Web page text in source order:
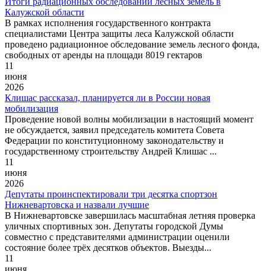
Калужской области
В рамках исполнения государственного контракта
специалистами Центра защиты леса Калужской области
проведено радиационное обследование земель лесного фонда,
свободных от аренды на площади 8019 гектаров
11
июня
2026
Клишас рассказал, планируется ли в России новая
мобилизация
Проведение новой волны мобилизации в настоящий момент
не обсуждается, заявил председатель комитета Совета
Федерации по конституционному законодательству и
государственному строительству Андрей Клишас ...
11
июня
2026
Депутаты проинспектировали три десятка спортзон
Нижневартовска и назвали лучшие
В Нижневартовске завершилась масштабная летняя проверка
уличных спортивных зон. Депутаты городской Думы
совместно с представителями администрации оценили
состояние более трёх десятков объектов. Выезды...
11
июня